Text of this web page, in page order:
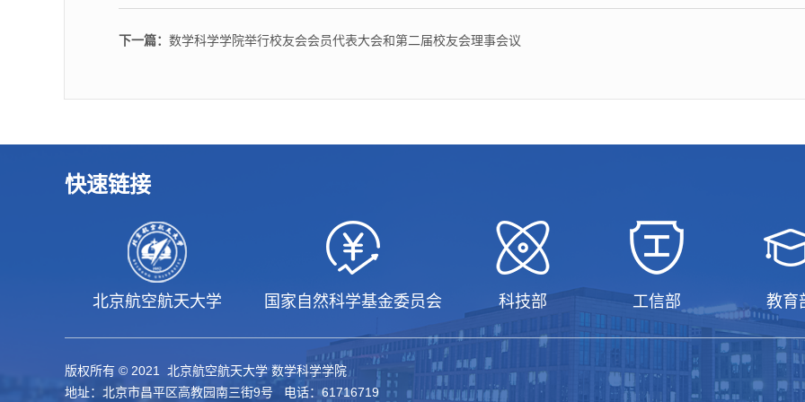
下一篇： 数学科学学院举行校友会会员代表大会和第二届校友会理事会议
快速链接
北京航空航天大学 国家自然科学基金委员会 科技部 工信部 教育
版权所有 © 2021 北京航空航天大学 数学科学学院
地址：北京市昌平区高教园南三街9号 电话：61716719